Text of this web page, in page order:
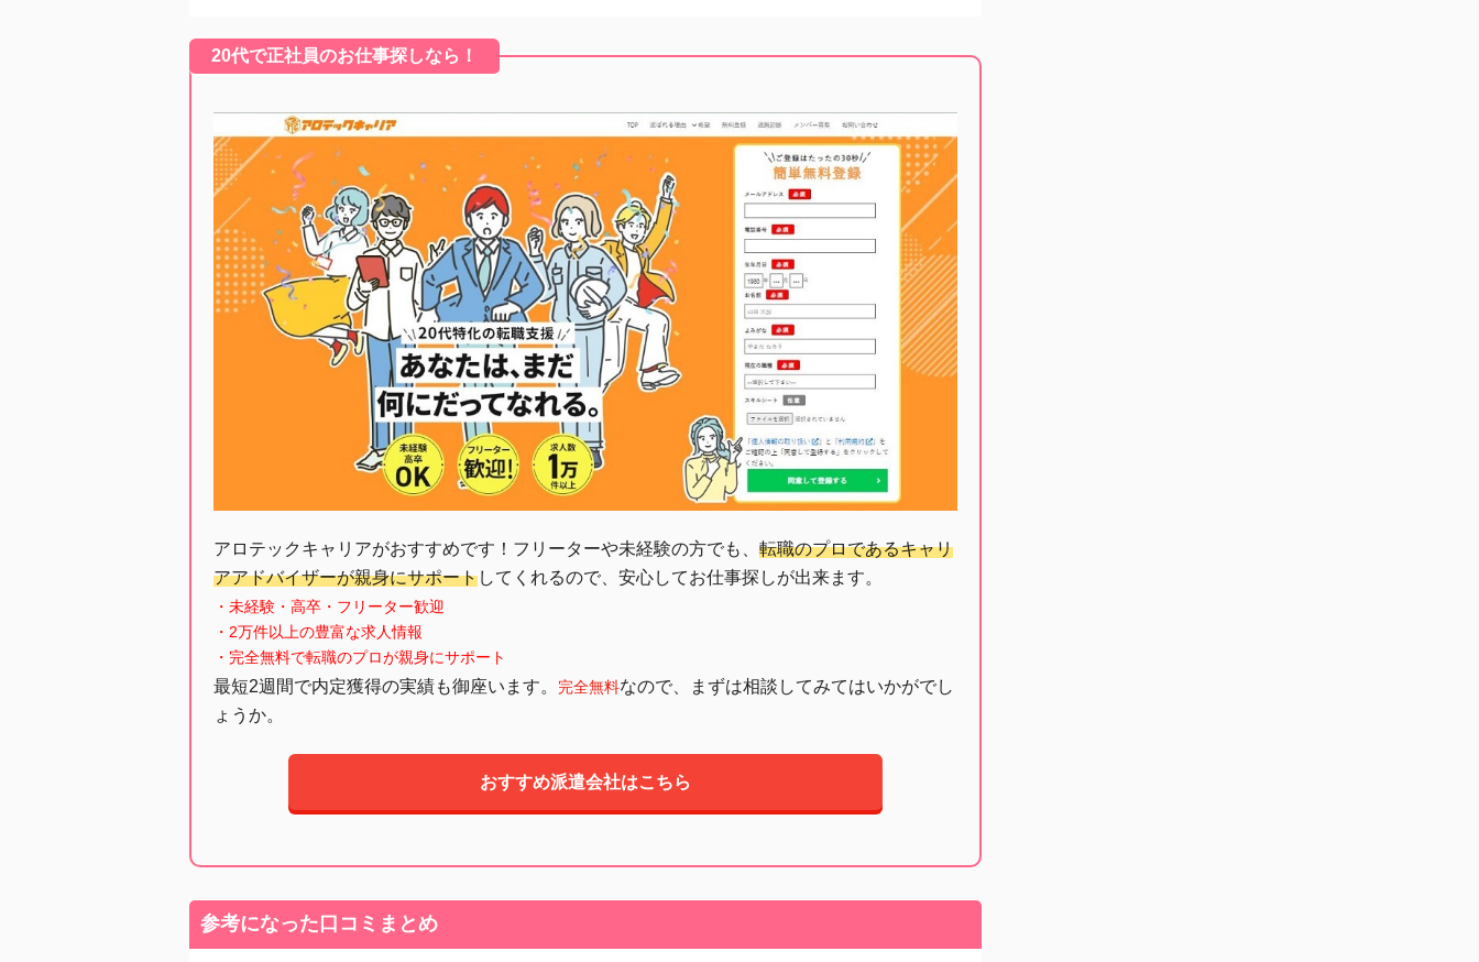
20代で正社員のお仕事探しなら！
アロテックキャリアがおすすめです！フリーターや未経験の方でも、 転職のプロであるキャリ
アアドバイザーが親身にサポートしてくれるので、安心してお仕事探しが出来ます。
・未経験・高卒・フリーター歓迎
・2万件以上の豊富な求人情報
・完全無料で転職のプロが親身にサポート
最短2週間で内定獲得の実績も御座います。 完全無料なので、まずは相談してみてはいかがでし
ょうか。
おすすめ派遣会社はこちら
参考になった口コミまとめ